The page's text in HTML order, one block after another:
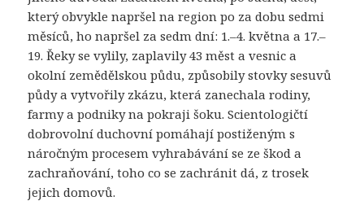
který obvykle napršel na region po za dobu sedmi
měsíců, ho napršel za sedm dní: 1.–4. května a 17.–
19. Řeky se vylily, zaplavily 43 měst a vesnic a
okolní zemědělskou půdu, způsobily stovky sesuvů
půdy a vytvořily zkázu, která zanechala rodiny,
farmy a podniky na pokraji šoku. Scientologičtí
dobrovolní duchovní pomáhají postiženým s
náročným procesem vyhrabávání se ze škod a
zachraňování, toho co se zachránit dá, z trosek
jejich domovů.